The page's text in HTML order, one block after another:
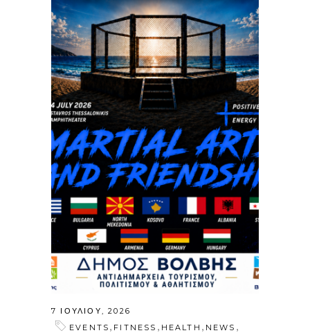
7 ΙΟΥΛΊΟΥ, 2026
EVENTS , FITNESS , HEALTH , NEWS ,